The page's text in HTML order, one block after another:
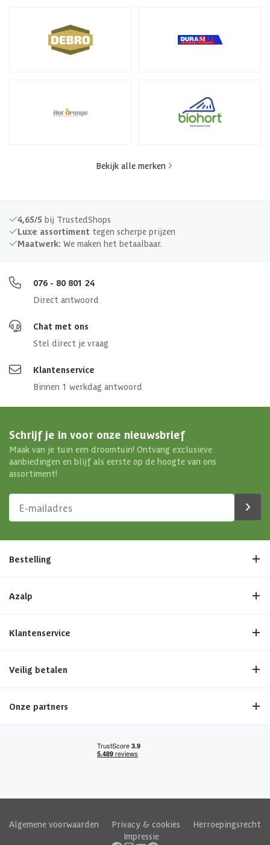
Bekijk alle merken
4,65/5 bij TrustedShops
Luxe assortiment tegen scherpe prijzen
Maatwerk: We maken het betaalbaar.
076 - 80 801 24
Direct antwoord
Chat met ons
Stel direct je vraag
Klantenservice
Binnen 1 werkdag antwoord
Schrijf je in voor onze nieuwsbrief
Maak van je tuin een droomtuin! Ontvang exclusieve
aanbiedingen en blijf als eerste op de hoogte van ons
assortiment!
Bestelling
Azalp
Klantenservice
Veilig betalen
Onze partners
Algemene voorwaarden Privacy & cookies
Herroepingsrecht
Impressie